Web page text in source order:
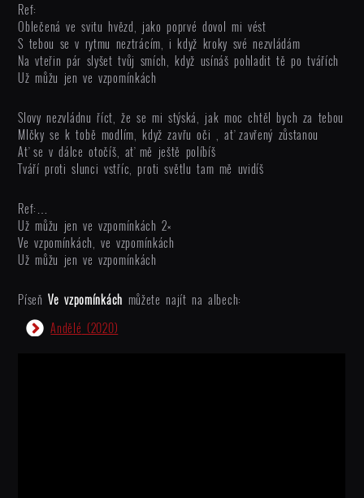
Ref:
Oblečená ve svitu hvězd, jako poprvé dovol mi vést
S tebou se v rytmu neztrácím, i když kroky své nezvládám
Na vteřin pár slyšet tvůj smích, když usínáš pohladit tě po tvářích
Už můžu jen ve vzpomínkách
Slovy nezvládnu říct, že se mi stýská, jak moc chtěl bych za tebou
Mlčky se k tobě modlím, když zavřu oči , ať zavřený zůstanou
Ať se v dálce otočíš, ať mě ještě políbíš
Tváří proti slunci vstříc, proti světlu tam mě uvidíš
Ref:…
Už můžu jen ve vzpomínkách 2×
Ve vzpomínkách, ve vzpomínkách
Už můžu jen ve vzpomínkách
PíseňVe vzpomínkách můžete najít na albech:
Andělé (2020)